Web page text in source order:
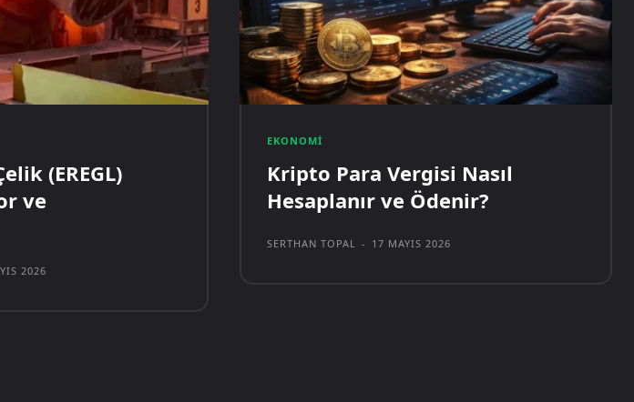
(EREGL)
ve
2026
EKONOMI
Kripto Para Vergisi Nasıl
Hesaplanır ve Ödenir?
SERTHAN TOPAL - 17 MAYIS 2026